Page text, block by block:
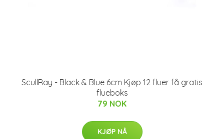
ScullRay - Black & Blue 6cm Kjøp 12 fluer få gratis
flueboks
79 NOK
KJØP NÅ